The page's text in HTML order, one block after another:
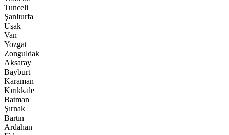
Tunceli
Şanlıurfa
Uşak
Van
Yozgat
Zonguldak
Aksaray
Bayburt
Karaman
Kırıkkale
Batman
Şırnak
Bartın
Ardahan